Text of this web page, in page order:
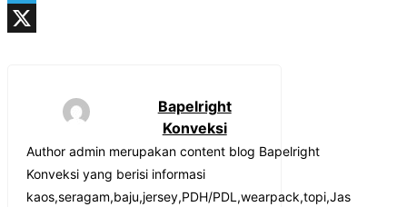
Telegram
Bapelright
Konveksi
Author admin merupakan content blog Bapelright
Konveksi yang berisi informasi
kaos,seragam,baju,jersey,PDH/PDL,wearpack,topi,Jas